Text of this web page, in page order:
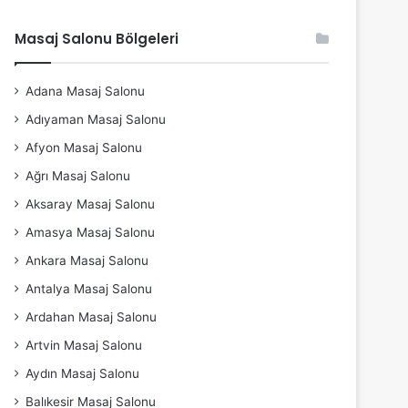
Masaj Salonu Bölgeleri
Adana Masaj Salonu
Adıyaman Masaj Salonu
Afyon Masaj Salonu
Ağrı Masaj Salonu
Aksaray Masaj Salonu
Amasya Masaj Salonu
Ankara Masaj Salonu
Antalya Masaj Salonu
Ardahan Masaj Salonu
Artvin Masaj Salonu
Aydın Masaj Salonu
Balıkesir Masaj Salonu